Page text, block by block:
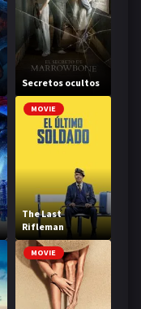
Secretos ocultos
MOVIE
The Last
Rifleman
MOVIE